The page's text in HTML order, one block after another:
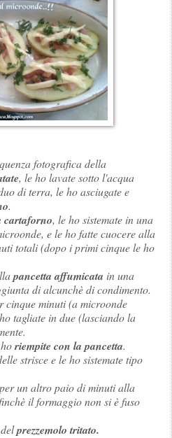
fotografica della
, le ho lavate sotto l'acqua
di terra, le ho asciugate e
.
cartaforno, le ho sistemate in una
e le ho fatte cuocere alla
totali (dopo i primi cinque le ho
pancetta affumicata in una
di alcunchè di condimento.
cinque minuti (a microonde
tagliate in due (lasciando la
riempite con la pancetta.
strisce e le ho sistemate tipo
un altro paio di minuti alla
il formaggio non si è fuso
prezzemolo tritato.